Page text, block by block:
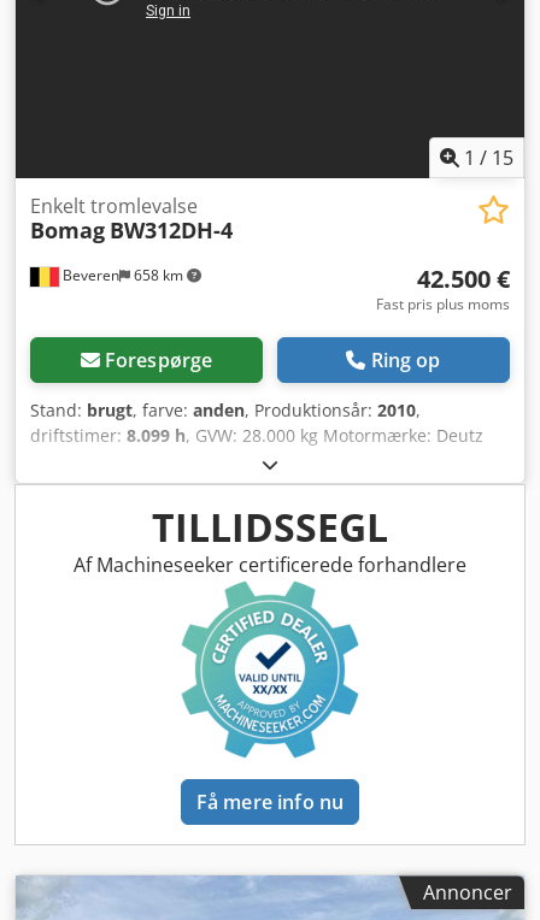
1 / 15
Beveren 658 km
Enkelt tromlevalse
Bomag BW312DH-4
42.500 €
Fast pris plus moms
Forespørge Ring op
Stand: brugt, farve: anden, Produktionsår: 2010,
driftstimer: 8.099 h, GVW: 28.000 kg Motormærke: Deutz
CE-mærke: ja Serienummer: 101583141318 Maskiner til
salg! Gennemse vores hjemmeside for et stort udvalg af
maskiner, der er klar til køb. Vi har flere muligheder, end
hvad der er online, så kontakt os gerne telefonisk eller pr.
e-mail når som helst. Djdpfezblcrex Abxsck Alle vores
maskiner er fuldt servicerede og grundigt kontrolleret for
pålidelighed. Ønsker du billeder? Kontakt os, så sender vi
dem straks. Vi står klar til at hjælpe dig på hollandsk,
engelsk, fransk, tysk, spansk og russisk. Opdag vores brede
udvalg af pålidelige maskiner.
TILLIDSSEGL
Af Machineseeker certificerede forhandlere
Få mere info nu
Annoncer